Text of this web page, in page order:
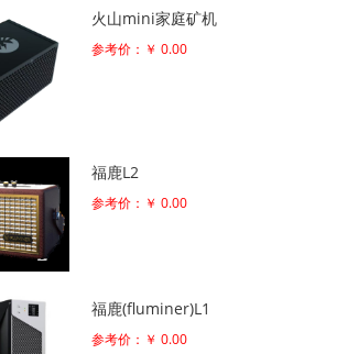
火山mini家庭矿机
参考价：￥ 0.00
福鹿L2
参考价：￥ 0.00
福鹿(fluminer)L1
参考价：￥ 0.00